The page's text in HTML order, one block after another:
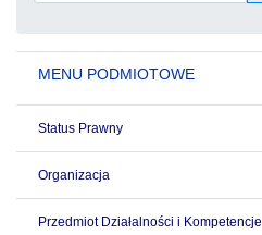
MENU PODMIOTOWE
Status Prawny
Organizacja
Przedmiot Działalności i Kompetencje